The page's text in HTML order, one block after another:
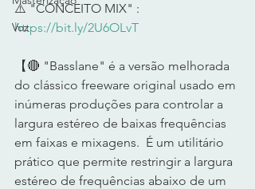
Voz
⚠️ "CONCEITO MIX" :
https://bit.ly/2U6OLvT
【🔴 "Basslane" é a versão melhorada
do clássico freeware original usado em
inúmeras produções para controlar a
largura estéreo de baixas frequências
em faixas e mixagens.  É um utilitário
prático que permite restringir a largura
estéreo de frequências abaixo de um